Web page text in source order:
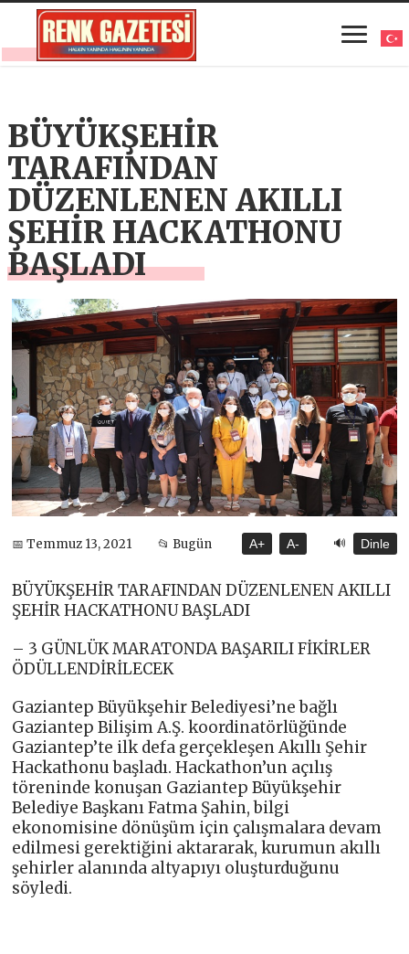
BÜYÜKŞEHİR
TARAFINDAN
DÜZENLENEN AKILLI
ŞEHİR HACKATHONU
BAŞLADI
📅 Temmuz 13, 2021 📂 Bugün A+ A- 🔊 Dinle
BÜYÜKŞEHİR TARAFINDAN DÜZENLENEN AKILLI
ŞEHİR HACKATHONU BAŞLADI
– 3 GÜNLÜK MARATONDA BAŞARILI FİKİRLER
ÖDÜLLENDİRİLECEK
Gaziantep Büyükşehir Belediyesi’ne bağlı
Gaziantep Bilişim A.Ş. koordinatörlüğünde
Gaziantep’te ilk defa gerçekleşen Akıllı Şehir
Hackathonu başladı. Hackathon’un açılış
töreninde konuşan Gaziantep Büyükşehir
Belediye Başkanı Fatma Şahin, bilgi
ekonomisine dönüşüm için çalışmalara devam
edilmesi gerektiğini aktararak, kurumun akıllı
şehirler alanında altyapıyı oluşturduğunu
söyledi.